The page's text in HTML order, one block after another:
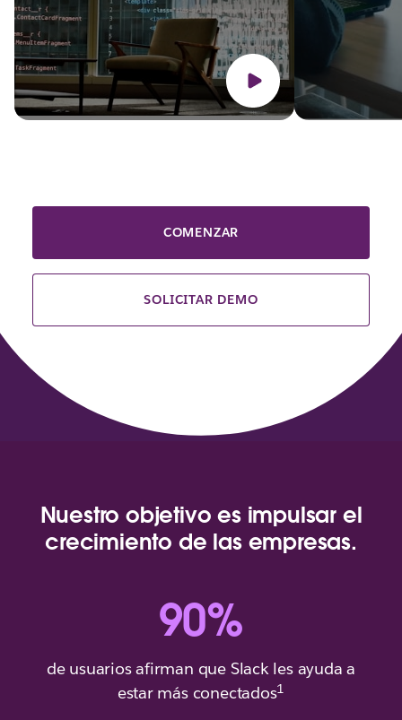
COMENZAR
SOLICITAR DEMO
Nuestro objetivo es impulsar el
crecimiento de las empresas.
90%
de usuarios afirman que Slack les ayuda a
estar más conectados1